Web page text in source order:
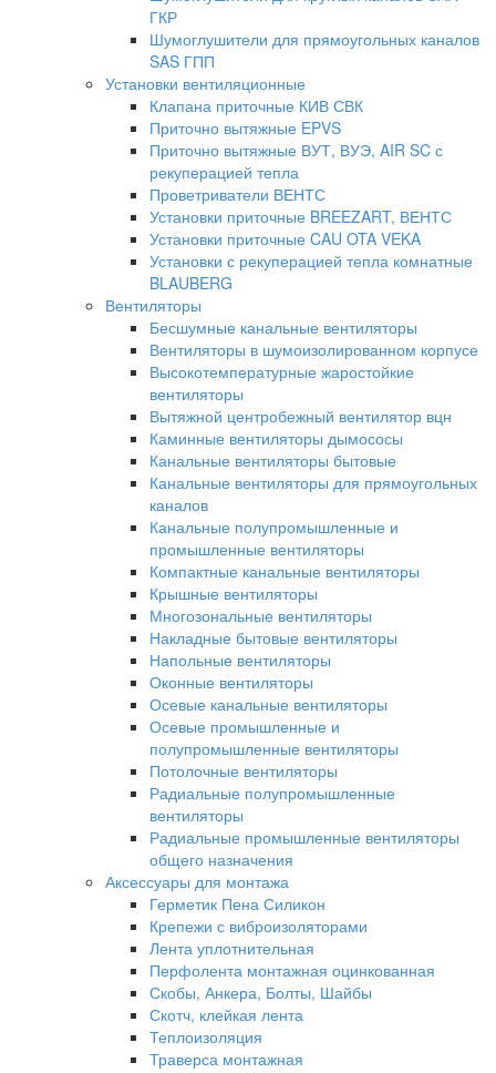
ГКР
Шумоглушители для прямоугольных каналов
SAS ГПП
Установки вентиляционные
Клапана приточные КИВ СВК
Приточно вытяжные EPVS
Приточно вытяжные ВУТ, ВУЭ, AIR SC с
рекуперацией тепла
Проветриватели ВЕНТС
Установки приточные BREEZART, ВЕНТС
Установки приточные CAU OTA VEKA
Установки с рекуперацией тепла комнатные
BLAUBERG
Вентиляторы
Бесшумные канальные вентиляторы
Вентиляторы в шумоизолированном корпусе
Высокотемпературные жаростойкие
вентиляторы
Вытяжной центробежный вентилятор вцн
Каминные вентиляторы дымососы
Канальные вентиляторы бытовые
Канальные вентиляторы для прямоугольных
каналов
Канальные полупромышленные и
промышленные вентиляторы
Компактные канальные вентиляторы
Крышные вентиляторы
Многозональные вентиляторы
Накладные бытовые вентиляторы
Напольные вентиляторы
Оконные вентиляторы
Осевые канальные вентиляторы
Осевые промышленные и
полупромышленные вентиляторы
Потолочные вентиляторы
Радиальные полупромышленные
вентиляторы
Радиальные промышленные вентиляторы
общего назначения
Аксессуары для монтажа
Герметик Пена Силикон
Крепежи с виброизоляторами
Лента уплотнительная
Перфолента монтажная оцинкованная
Скобы, Анкера, Болты, Шайбы
Скотч, клейкая лента
Теплоизоляция
Траверса монтажная